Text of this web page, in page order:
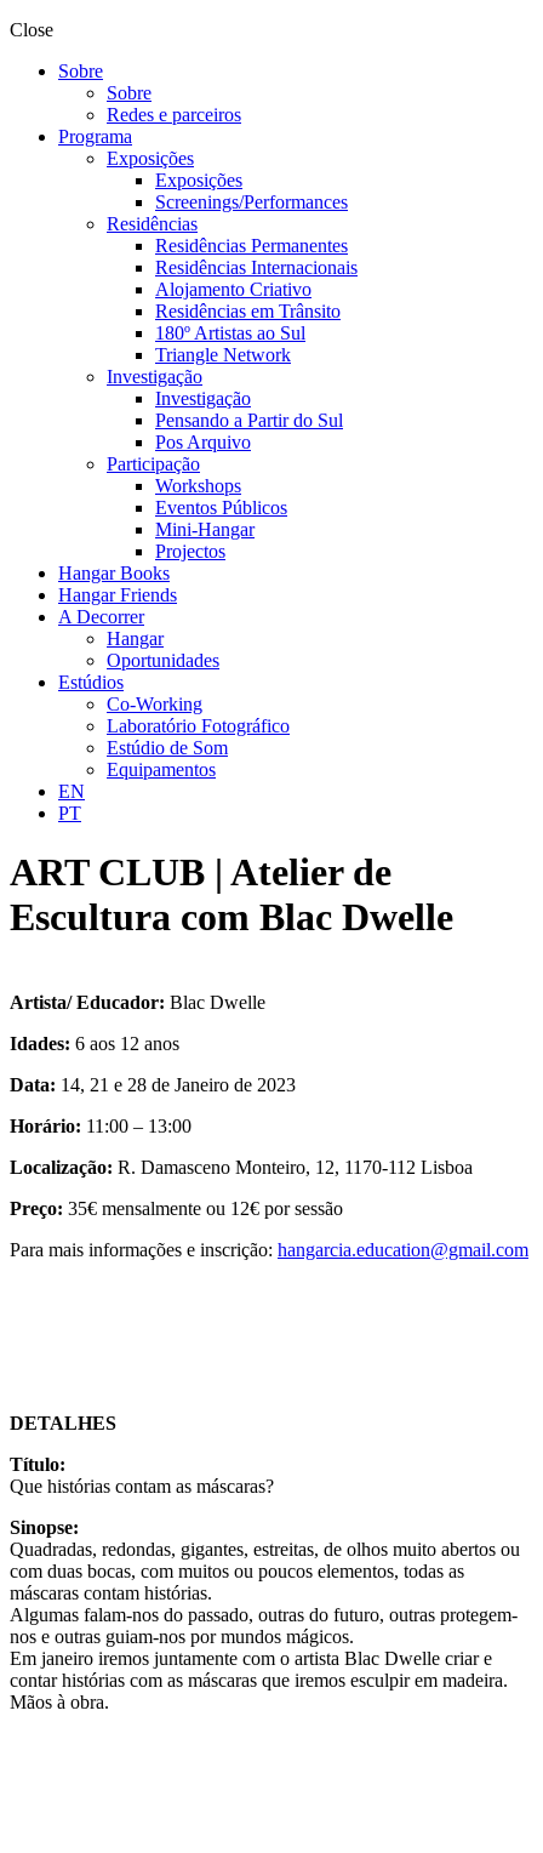
Close
Sobre
Sobre
Redes e parceiros
Programa
Exposições
Exposições
Screenings/Performances
Residências
Residências Permanentes
Residências Internacionais
Alojamento Criativo
Residências em Trânsito
180º Artistas ao Sul
Triangle Network
Investigação
Investigação
Pensando a Partir do Sul
Pos Arquivo
Participação
Workshops
Eventos Públicos
Mini-Hangar
Projectos
Hangar Books
Hangar Friends
A Decorrer
Hangar
Oportunidades
Estúdios
Co-Working
Laboratório Fotográfico
Estúdio de Som
Equipamentos
EN
PT
ART CLUB | Atelier de
Escultura com Blac Dwelle
Artista/ Educador: Blac Dwelle
Idades: 6 aos 12 anos
Data: 14, 21 e 28 de Janeiro de 2023
Horário: 11:00 – 13:00
Localização: R. Damasceno Monteiro, 12, 1170-112 Lisboa
Preço: 35€ mensalmente ou 12€ por sessão
Para mais informações e inscrição: hangarcia.education@gmail.com
DETALHES
Título:
Que histórias contam as máscaras?
Sinopse:
Quadradas, redondas, gigantes, estreitas, de olhos muito abertos ou
com duas bocas, com muitos ou poucos elementos, todas as
máscaras contam histórias.
Algumas falam-nos do passado, outras do futuro, outras protegem-
nos e outras guiam-nos por mundos mágicos.
Em janeiro iremos juntamente com o artista Blac Dwelle criar e
contar histórias com as máscaras que iremos esculpir em madeira.
Mãos à obra.